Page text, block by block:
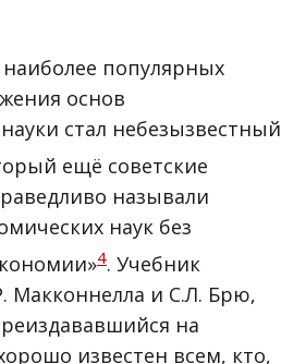
популярных
основ
стал небезызвестный
ещё советские
называли
наук без
4. Учебник
Макконнелла и С.Л. Брю,
на
известен всем, кто,